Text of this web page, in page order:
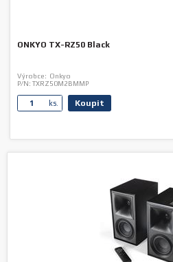
ONKYO TX-RZ50 Black
Výrobce: Onkyo
P/N: TXRZ50M2BMMP
ks. Koupit